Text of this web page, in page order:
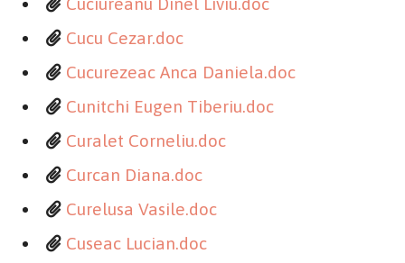
Cucu Cezar.doc
Cucurezeac Anca Daniela.doc
Cunitchi Eugen Tiberiu.doc
Curalet Corneliu.doc
Curcan Diana.doc
Curelusa Vasile.doc
Cuseac Lucian.doc